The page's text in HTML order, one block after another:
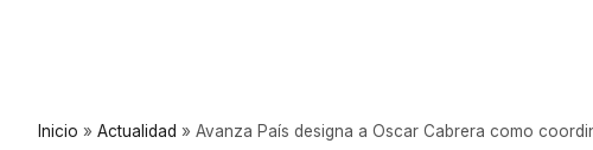
Inicio » Actualidad » Avanza País designa a Oscar Cabrera como